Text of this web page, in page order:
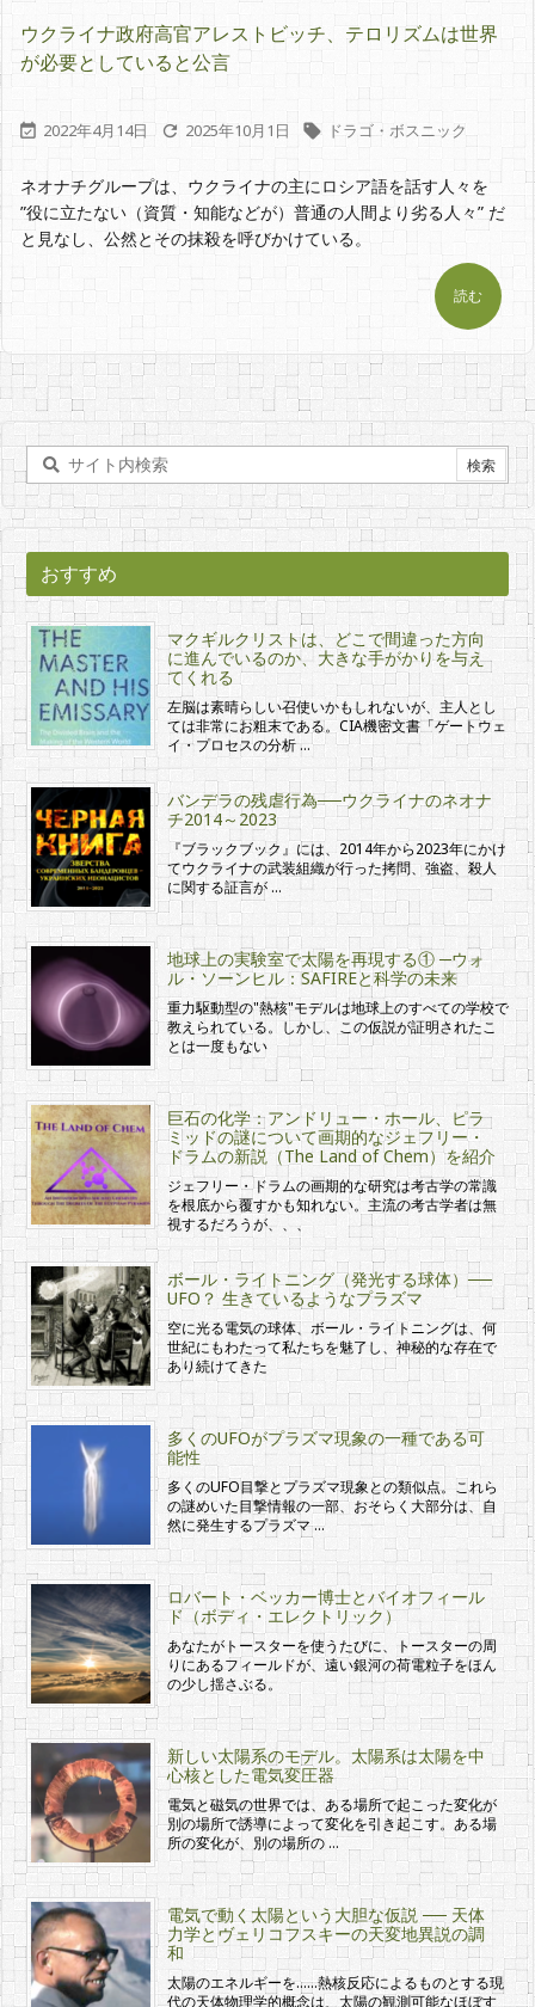
ウクライナ政府高官アレストビッチ、テロリズムは世界
が必要としていると公言
 2022年4月14日  2025年10月1日  ドラゴ・ボスニック
ネオナチグループは、ウクライナの主にロシア語を話す人々を
”役に立たない（資質・知能などが）普通の人間より劣る人々” だ
と見なし、公然とその抹殺を呼びかけている。
読む
おすすめ
マクギルクリストは、どこで間違った方向
に進んでいるのか、大きな手がかりを与え
てくれる
左脳は素晴らしい召使いかもしれないが、主人とし
ては非常にお粗末である。CIA機密文書「ゲートウェ
イ・プロセスの分析 …
バンデラの残虐行為──ウクライナのネオナ
チ2014～2023
『ブラックブック』には、2014年から2023年にかけ
てウクライナの武装組織が行った拷問、強盗、殺人
に関する証言が …
地球上の実験室で太陽を再現する① ─ウォ
ル・ソーンヒル：SAFIREと科学の未来
重力駆動型の"熱核"モデルは地球上のすべての学校で
教えられている。しかし、この仮説が証明されたこ
とは一度もない
巨石の化学：アンドリュー・ホール、ピラ
ミッドの謎について画期的なジェフリー・
ドラムの新説（The Land of Chem）を紹介
ジェフリー・ドラムの画期的な研究は考古学の常識
を根底から覆すかも知れない。主流の考古学者は無
視するだろうが、、、
ボール・ライトニング（発光する球体）──
UFO？ 生きているようなプラズマ
空に光る電気の球体、ボール・ライトニングは、何
世紀にもわたって私たちを魅了し、神秘的な存在で
あり続けてきた
多くのUFOがプラズマ現象の一種である可
能性
多くのUFO目撃とプラズマ現象との類似点。これら
の謎めいた目撃情報の一部、おそらく大部分は、自
然に発生するプラズマ …
ロバート・ベッカー博士とバイオフィール
ド（ボディ・エレクトリック）
あなたがトースターを使うたびに、トースターの周
りにあるフィールドが、遠い銀河の荷電粒子をほん
の少し揺さぶる。
新しい太陽系のモデル。太陽系は太陽を中
心核とした電気変圧器
電気と磁気の世界では、ある場所で起こった変化が
別の場所で誘導によって変化を引き起こす。ある場
所の変化が、別の場所の …
電気で動く太陽という大胆な仮説 ── 天体
力学とヴェリコフスキーの天変地異説の調
和
太陽のエネルギーを……熱核反応によるものとする現
代の天体物理学的概念は、太陽の観測可能なほぼす